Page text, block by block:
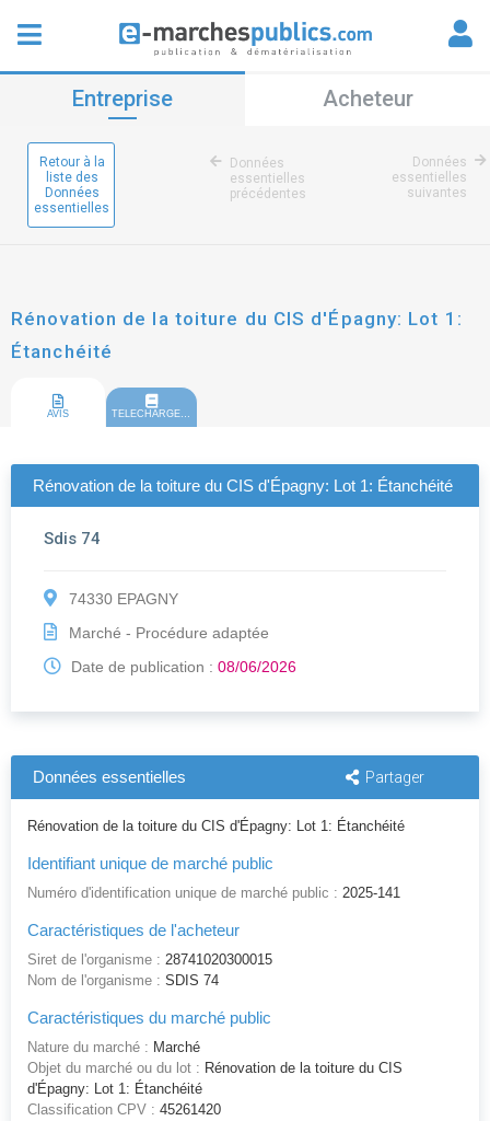
Entreprise Acheteur
Retour à la
liste des
Données
essentielles
Données
essentielles
précédentes
Données
essentielles
suivantes
Rénovation de la toiture du CIS d'Épagny: Lot 1:
Étanchéité
AVIS TELECHARGEMENT
Rénovation de la toiture du CIS d'Épagny: Lot 1: Étanchéité
Sdis 74
74330 EPAGNY
Marché - Procédure adaptée
Date de publication : 08/06/2026
Données essentielles Partager
Rénovation de la toiture du CIS d'Épagny: Lot 1: Étanchéité
Identifiant unique de marché public
Numéro d'identification unique de marché public : 2025-141
Caractéristiques de l'acheteur
Siret de l'organisme : 28741020300015
Nom de l'organisme : SDIS 74
Caractéristiques du marché public
Nature du marché : Marché
Objet du marché ou du lot : Rénovation de la toiture du CIS
d'Épagny: Lot 1: Étanchéité
Classification CPV : 45261420